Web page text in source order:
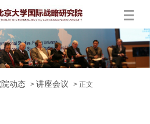
动态 >讲座会议 > 正文